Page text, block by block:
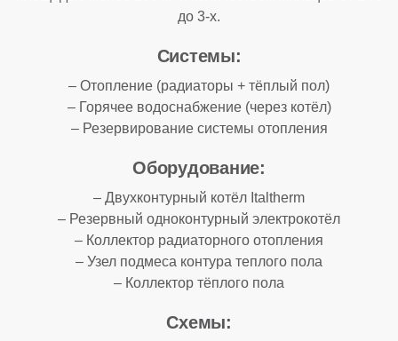
до 3-х.
Системы:
– Отопление (радиаторы + тёплый пол)
– Горячее водоснабжение (через котёл)
– Резервирование системы отопления
Оборудование:
– Двухконтурный котёл Italtherm
– Резервный одноконтурный электрокотёл
– Коллектор радиаторного отопления
– Узел подмеса контура теплого пола
– Коллектор тёплого пола
Схемы: